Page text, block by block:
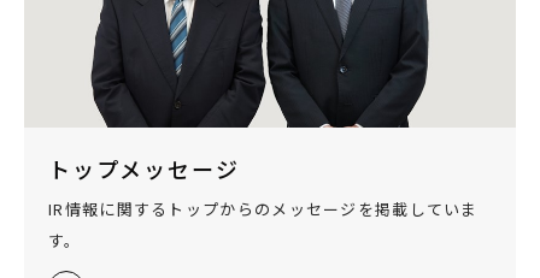
トップメッセージ
IR情報に関するトップからのメッセージを掲載していま
す。